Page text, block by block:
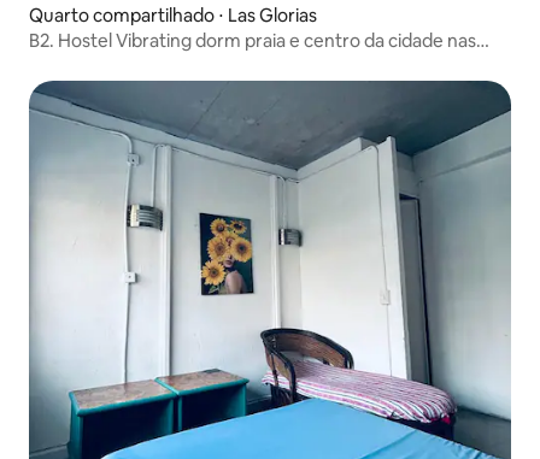
Quarto compartilhado ⋅ Las Glorias
B2. Hostel Vibrating dorm praia e centro da cidade nas